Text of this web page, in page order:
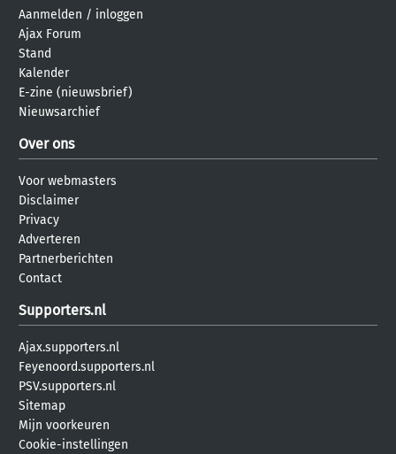
Aanmelden / inloggen
Ajax Forum
Stand
Kalender
E-zine (nieuwsbrief)
Nieuwsarchief
Over ons
Voor webmasters
Disclaimer
Privacy
Adverteren
Partnerberichten
Contact
Supporters.nl
Ajax.supporters.nl
Feyenoord.supporters.nl
PSV.supporters.nl
Sitemap
Mijn voorkeuren
Cookie-instellingen